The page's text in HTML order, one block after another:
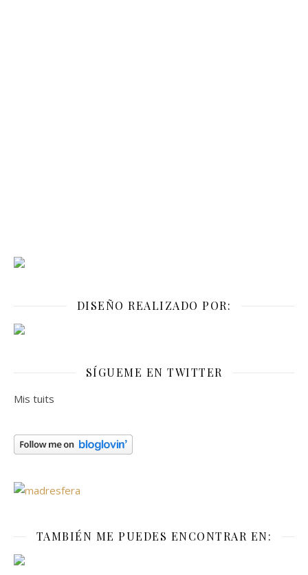
DISEÑO REALIZADO POR:
SÍGUEME EN TWITTER
Mis tuits
TAMBIÉN ME PUEDES ENCONTRAR EN: